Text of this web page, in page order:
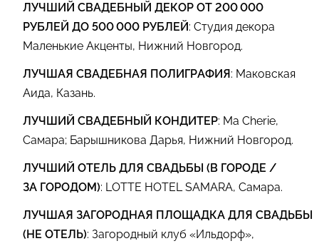
ЛУЧШИЙ СВАДЕБНЫЙ ДЕКОР ОТ 200 000
РУБЛЕЙ ДО 500 000 РУБЛЕЙ : Студия декора
Маленькие Акценты, Нижний Новгород.
ЛУЧШАЯ СВАДЕБНАЯ ПОЛИГРАФИЯ : Маковская
Аида, Казань.
ЛУЧШИЙ СВАДЕБНЫЙ КОНДИТЕР: Ma Cherie,
Самара; Барышникова Дарья, Нижний Новгород.
ЛУЧШИЙ ОТЕЛЬ ДЛЯ СВАДЬБЫ (В ГОРОДЕ /
ЗА ГОРОДОМ): LOTTE HOTEL SAMARA, Самара.
ЛУЧШАЯ ЗАГОРОДНАЯ ПЛОЩАДКА ДЛЯ СВАДЬБЫ
(НЕ ОТЕЛЬ): Загородный клуб «Ильдорф»,